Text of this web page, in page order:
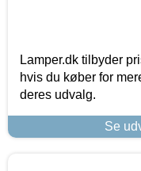
Lamper.dk tilbyder
hvis du køber for
deres udvalg.
Se